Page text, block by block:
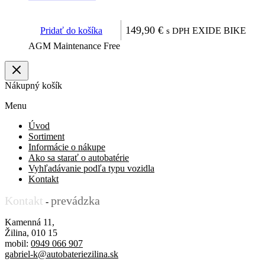
Pridať do košíka 149,90 € s DPH EXIDE BIKE
AGM Maintenance Free
Nákupný košík
Menu
Úvod
Sortiment
Informácie o nákupe
Ako sa starať o autobatérie
Vyhľadávanie podľa typu vozidla
Kontakt
Kontakt - prevádzka
Kamenná 11,
Žilina, 010 15
mobil: 0949 066 907
gabriel-k@autobateriezilina.sk